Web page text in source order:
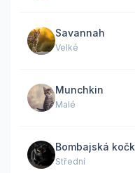
Savannah
Velké
Munchkin
Malé
Bombajská
Střední